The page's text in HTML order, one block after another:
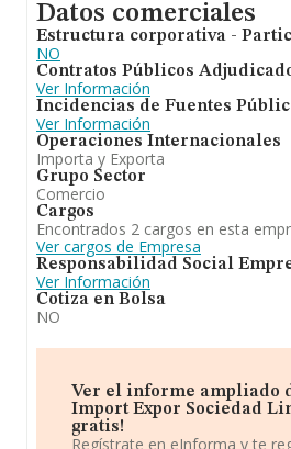
Datos comerciales
Estructura corporativa -
NO
Contratos Públicos
Ver Información
Incidencias de Fuentes
Ver Información
Operaciones Internacionales
Importa y Exporta
Grupo Sector
Comercio
Cargos
Encontrados 2 cargos en esta
Ver cargos de Empresa
Responsabilidad Social
Ver Información
Cotiza en Bolsa
NO
Ver el informe ampliado
Import Expor Sociedad
gratis!
Regístrate en eInforma y te